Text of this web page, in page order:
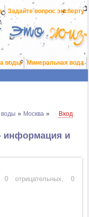
Задайте вопрос эксперту
воды Минеральная вода
воды » Москва »
Вход
информация и
0 отрицательных,0